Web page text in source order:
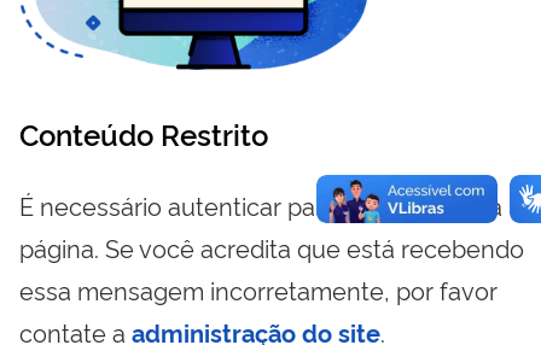
Conteúdo Restrito
É necessário autenticar para visualizar essa
página. Se você acredita que está recebendo
essa mensagem incorretamente, por favor
contate a administração do site.